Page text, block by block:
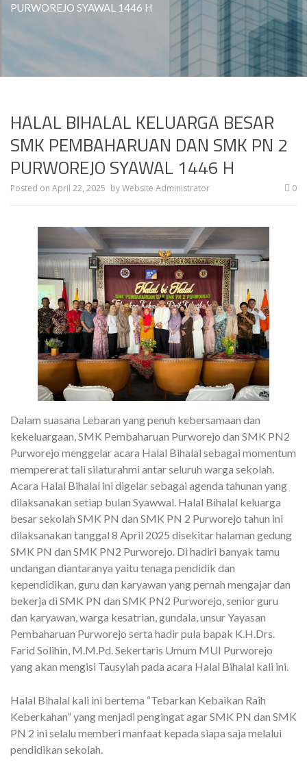
PURWOREJO SYAWAL 1446 H
HALAL BIHALAL KELUARGA BESAR
SMK PEMBAHARUAN DAN SMK PN 2
PURWOREJO SYAWAL 1446 H
Posted on April 22, 2025 byWebsite Administrator 0
Dalam suasana Lebaran yang penuh kebersamaan dan
kekeluargaan, SMK Pembaharuan Purworejo dan SMK PN2
Purworejo menggelar acara Halal Bihalal sebagai momentum
mempererat tali silaturahmi antar seluruh warga sekolah.
Acara Halal Bihalal ini digelar sebagai agenda tahunan yang
dilaksanakan setiap bulan Syawwal. Halal Bihalal keluarga
besar sekolah SMK PN dan SMK PN 2 Purworejo tahun ini
dilaksanakan tanggal 8 April 2025 disekitar halaman gedung
SMK PN dan SMK PN2 Purworejo. Di hadiri banyak tamu
undangan diantaranya yaitu tenaga pendidik dan
kependidikan, guru dan karyawan yang pernah mengajar dan
bekerja di SMK PN dan SMK PN2 Purworejo, senior guru
dan karyawan, warga kesatrian, gundala, unsur Yayasan
Pembaharuan Purworejo serta hadir pula bapak K.H.Drs.
Farid Solihin, M.M.Pd. Sekertaris Umum MUI Purworejo
yang akan mengisi Tausyiah pada acara Halal Bihalal kali ini.
Halal Bihalal kali ini bertema “Tebarkan Kebaikan Raih
Keberkahan” yang menjadi pengingat agar SMK PN dan SMK
PN 2 ini selalu memberi manfaat kepada siapa saja melalui
pendidikan sekolah.